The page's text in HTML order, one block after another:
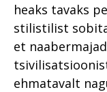
heaks tavaks
stilistilist
et
ehmatavalt